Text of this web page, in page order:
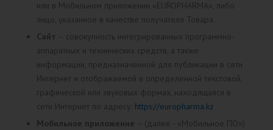
или в Мобильном приложении «EUROPHARMA», либо
лицо, указанное в качестве получателя Товара.
Сайт – совокупность интегрированных программно-
аппаратных и технических средств, а также
информации, предназначенной для публикации в сети
Интернет и отображаемой в определенной текстовой,
графической или звуковых формах, находящаяся в
сети Интернет по адресу: https://europharma.kz
Мобильное приложение – (далее - «Мобильное ПО»)